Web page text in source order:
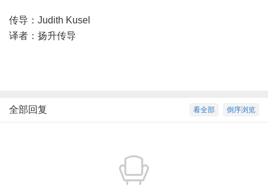
传导：Judith Kusel
译者：扬升传导
倒序浏览
看全部
全部回复